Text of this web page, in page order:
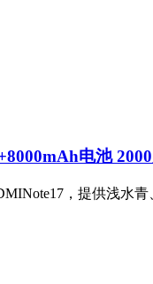
电池
，提供浅水